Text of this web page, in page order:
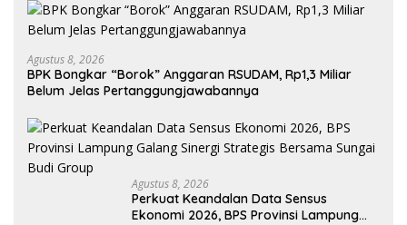
Agustus 8, 2026
BPK Bongkar “Borok” Anggaran RSUDAM, Rp1,3 Miliar
Belum Jelas Pertanggungjawabannya
Agustus 8, 2026
Perkuat Keandalan Data Sensus
Ekonomi 2026, BPS Provinsi Lampung